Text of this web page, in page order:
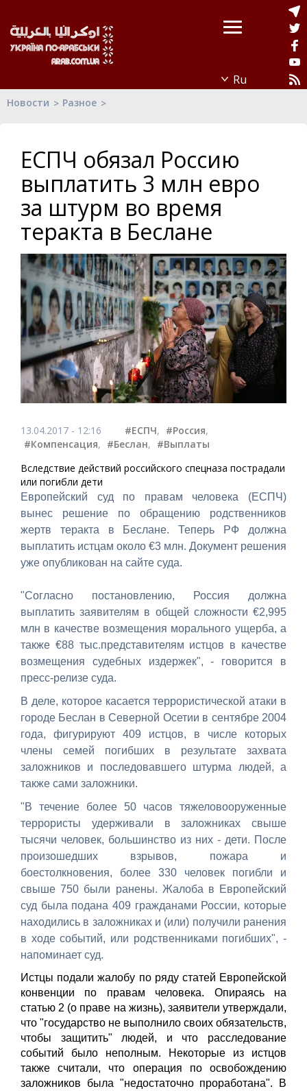
Новости Разное
ЕСПЧ обязал Россию
выплатить 3 млн евро
за штурм во время
теракта в Беслане
13.04.2017 - 12:16 #ЕСПЧ, #Россия,
#Компенсация, #Беслан, #Выплаты
Вследствие действий российского спецназа пострадали
или погибли дети
Европейский суд по правам человека (ЕСПЧ)
вынес решение по обращению родственников
жертв теракта в Беслане. Теперь РФ должна
выплатить истцам около €3 млн. Документ решения
уже опубликован на сайте суда.
"Согласно постановлению, Россия должна
выплатить заявителям в общей сложности €2,995
млн в качестве возмещения морального ущерба, а
также €88 тыс.представителям истцов в качестве
возмещения судебных издержек", - говорится в
пресс-релизе суда.
В деле, которое касается террористической атаки в
городе Беслан в Северной Осетии в сентябре 2004
года, фигурируют 409 истцов, в числе которых
члены семей погибших в результате захвата
заложников и последовавшего штурма людей, а
также сами заложники.
"В течение более 50 часов тяжеловооруженные
террористы удерживали в заложниках свыше
тысячи человек, большинство из них - дети. После
произошедших взрывов, пожара и
боестолкновения, более 330 человек погибли и
свыше 750 были ранены. Жалоба в Европейский
суд была подана 409 гражданами России, которые
находились в заложниках и (или) получили ранения
в ходе событий, или родственниками погибших", -
напоминает суд.
Истцы подали жалобу по ряду статей Европейской
конвенции по правам человека. Опираясь на
статью 2 (о праве на жизнь), заявители утверждали,
что "государство не выполнило своих обязательств,
чтобы защитить" людей, и что расследование
событий было неполным. Некоторые из истцов
также считали, что операция по освобождению
заложников была "недостаточно проработана". В